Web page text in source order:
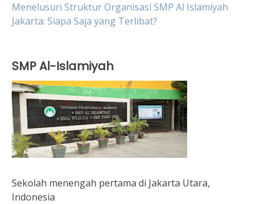
Menelusuri Struktur Organisasi SMP Al Islamiyah
Jakarta: Siapa Saja yang Terlibat?
SMP Al-Islamiyah
Sekolah menengah pertama di Jakarta Utara,
Indonesia